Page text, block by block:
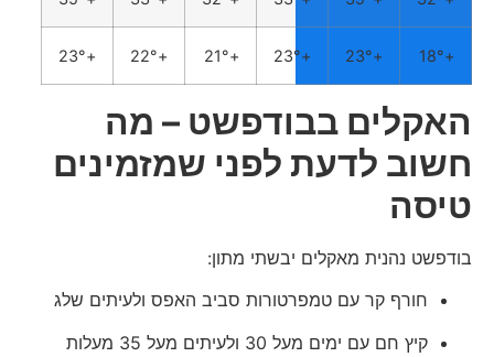
+
18°
+
23°
+
23°
+
21°
+
22°
+
23°
האקלים בבודפשט – מה
חשוב לדעת לפני שמזמינים
טיסה
בודפשט נהנית מאקלים יבשתי מתון:
חורף קר עם טמפרטורות סביב האפס ולעיתים שלג
קיץ חם עם ימים מעל 30 ולעיתים מעל 35 מעלות